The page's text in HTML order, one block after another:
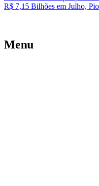
R$ 7,15 Bilhões em Julho,
Menu